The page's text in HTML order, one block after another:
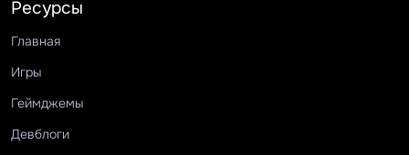
Ресурсы
Главная
Игры
Геймджемы
Девблоги